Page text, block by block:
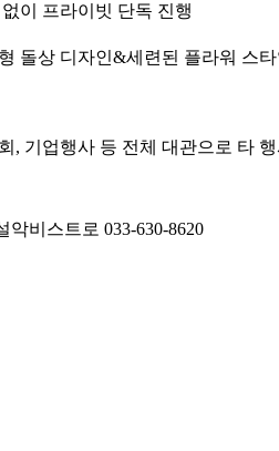
이 프라이빗 단독 진행
돌상 디자인&세련된 플라워 스
, 기업행사 등 전체 대관으로 타
악비스트로 033-630-8620